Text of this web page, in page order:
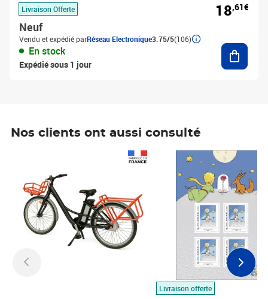
Livraison Offerte
Neuf
Vendu et expédié parRéseau Electronique3.75/5(106)
En stock
Expédié sous 1 jour
18,61€
Nos clients ont aussi consulté
Livraison offerte
Prix 7,50€